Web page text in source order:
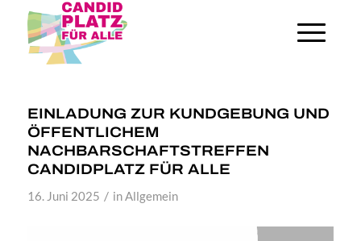
EINLADUNG ZUR KUNDGEBUNG UND
ÖFFENTLICHEM
NACHBARSCHAFTSTREFFEN
CANDIDPLATZ FÜR ALLE
16. Juni 2025 / inAllgemein